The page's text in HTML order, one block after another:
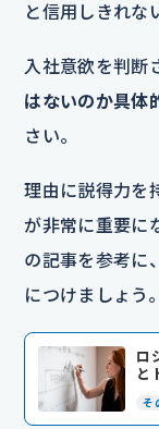
と信用しきれな
入社意欲を判断
はないのか具体
さい。
理由に説得力を
が非常に重要に
の記事を参考に
につけましょう。
ロ
と
そ